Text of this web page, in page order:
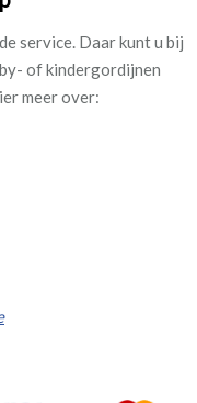
service. Daar kunt u bij
of kindergordijnen
meer over: